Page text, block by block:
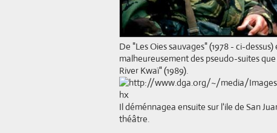
De "Les Oies sauvages" (1978 - ci-
malheureusement des pseudo-suites
River Kwaï" (1989).
Il déménnagea ensuite sur l'ile de San
théâtre.